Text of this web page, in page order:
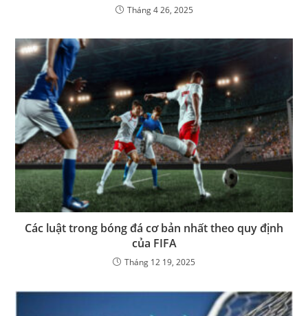
Tháng 4 26, 2025
Các luật trong bóng đá cơ bản nhất theo quy định
của FIFA
Tháng 12 19, 2025